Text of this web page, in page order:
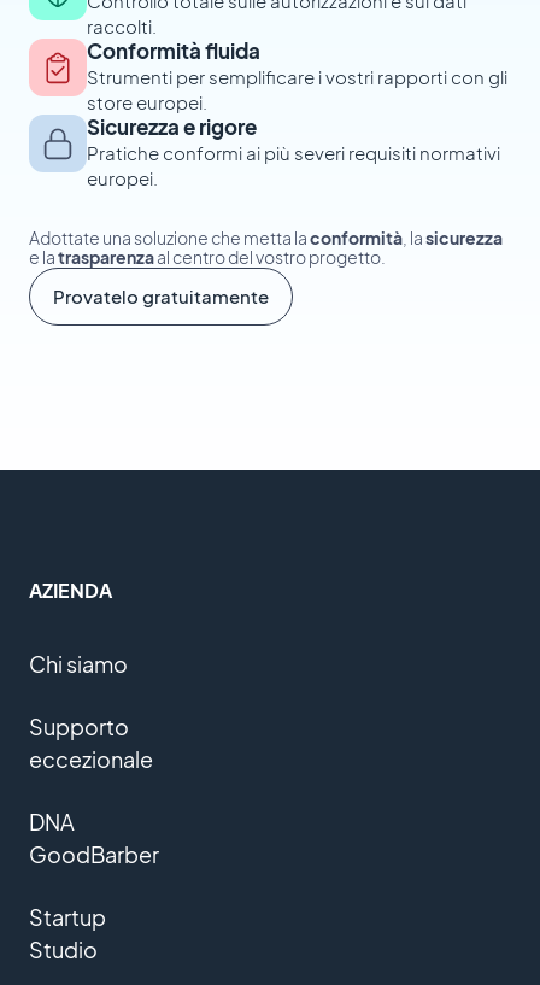
raccolti.
Conformità fluida
Strumenti per semplificare i vostri rapporti con gli
store europei.
Sicurezza e rigore
Pratiche conformi ai più severi requisiti normativi
europei.
Adottate una soluzione che metta laconformità , lasicurezza
e latrasparenzaal centro del vostro progetto.
Provatelo gratuitamente
AZIENDA
Chi siamo
Supporto
eccezionale
DNA
GoodBarber
Startup
Studio